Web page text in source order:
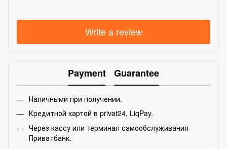
Write a review
Payment Guarantee
Наличными при получении.
Кредитной картой в privat24, LiqPay.
Через кассу или терминал самообслуживания
Приватбанк.